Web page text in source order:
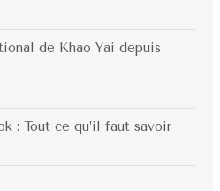
de Khao Yai depuis
: Tout ce qu’il faut savoir